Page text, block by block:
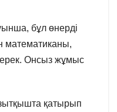
бұл өнерді
математиканы,
Онсыз жұмыс
қатырып